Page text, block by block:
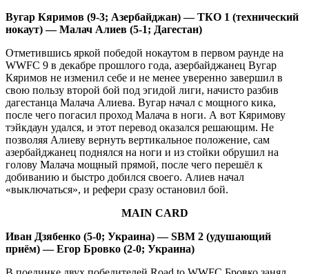
Вугар Кяримов (9-3; Азербайджан) — ТКО 1 (технический
нокаут) — Малач Алиев (5-1; Дагестан)
Отметившись яркой победой нокаутом в первом раунде на
WWFC 9 в декабре прошлого года, азербайджанец Вугар
Кяримов не изменил себе и не менее уверенно завершил в
свою пользу второй бой под эгидой лиги, начисто разбив
дагестанца Малача Алиева. Вугар начал с мощного кика,
после чего погасил проход Малача в ноги. А вот Кяримову
тэйкдаун удался, и этот перевод оказался решающим. Не
позволяя Алиеву вернуть вертикальное положение, сам
азербайджанец поднялся на ноги и из стойки обрушил на
голову Малача мощный прямой, после чего перешёл к
добиванию и быстро добился своего. Алиев начал
«выключаться», и рефери сразу остановил бой.
MAIN CARD
Иван Дзябенко (5-0; Украина) — SBM 2 (удушающий
приём) — Егор Бровко (2-0; Украина)